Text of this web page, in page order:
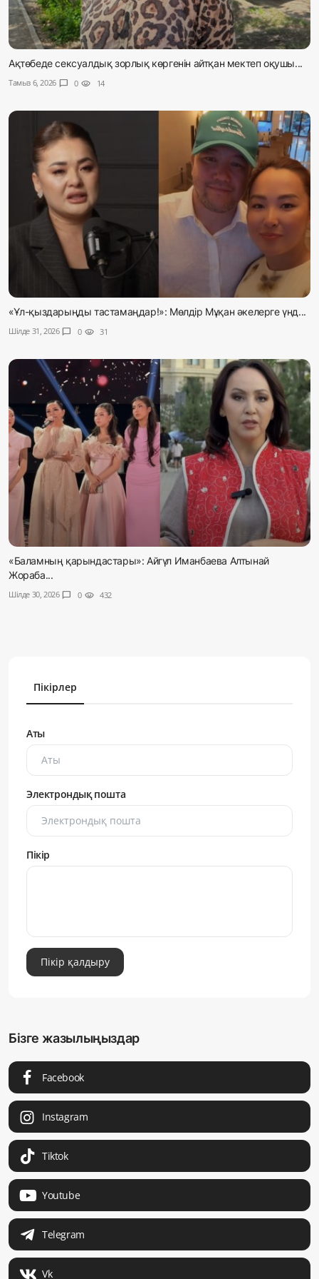
Ақтөбеде сексуалдық зорлық көргенін айтқан мектеп оқушы...
Тамыз 6, 2026 chat_bubble 0 visibility 14
«Ұл-қыздарыңды тастамаңдар!»: Мөлдір Мұқан әкелерге үнд...
Шілде 31, 2026 chat_bubble 0 visibility 31
«Баламның қарындастары»: Айгүл Иманбаева Алтынай
Жораба...
Шілде 30, 2026 chat_bubble 0 visibility 432
Пікірлер
Аты
Электрондық пошта
Пікір
Пікір қалдыру
Бізге жазылыңыздар
Facebook
Instagram
Tiktok
Youtube
Telegram
Vk